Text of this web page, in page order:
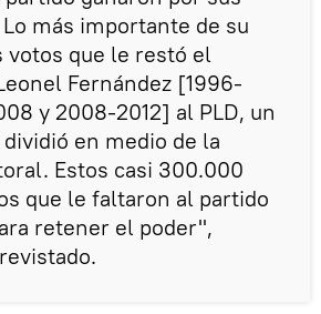
más importante de su
que le restó el
Fernández [1996-
y 2008-2012] al PLD, un
en medio de la
Estos casi 300.000
que le faltaron al partido
retener el poder",